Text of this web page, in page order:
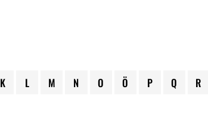
K L M N O Ö P Q R